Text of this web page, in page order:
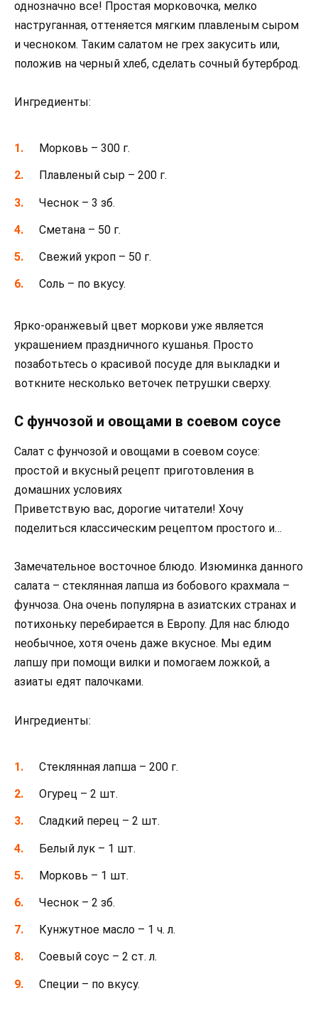
однозначно все! Простая морковочка, мелко
наструганная, оттеняется мягким плавленым сыром
и чесноком. Таким салатом не грех закусить или,
положив на черный хлеб, сделать сочный бутерброд.
Ингредиенты:
Морковь – 300 г.
Плавленый сыр – 200 г.
Чеснок – 3 зб.
Сметана – 50 г.
Свежий укроп – 50 г.
Соль – по вкусу.
Ярко-оранжевый цвет моркови уже является
украшением праздничного кушанья. Просто
позаботьтесь о красивой посуде для выкладки и
воткните несколько веточек петрушки сверху.
С фунчозой и овощами в соевом соусе
Салат с фунчозой и овощами в соевом соусе:
простой и вкусный рецепт приготовления в
домашних условиях
Приветствую вас, дорогие читатели! Хочу
поделиться классическим рецептом простого и…
Замечательное восточное блюдо. Изюминка данного
салата – стеклянная лапша из бобового крахмала –
фунчоза. Она очень популярна в азиатских странах и
потихоньку перебирается в Европу. Для нас блюдо
необычное, хотя очень даже вкусное. Мы едим
лапшу при помощи вилки и помогаем ложкой, а
азиаты едят палочками.
Ингредиенты:
Стеклянная лапша – 200 г.
Огурец – 2 шт.
Сладкий перец – 2 шт.
Белый лук – 1 шт.
Морковь – 1 шт.
Чеснок – 2 зб.
Кунжутное масло – 1 ч. л.
Соевый соус – 2 ст. л.
Специи – по вкусу.